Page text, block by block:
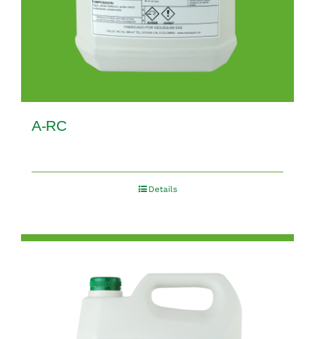
A-RC
Details